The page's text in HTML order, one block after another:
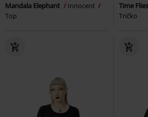
Mandala Elephant
Innocent
Top
Time Flies
Tričko